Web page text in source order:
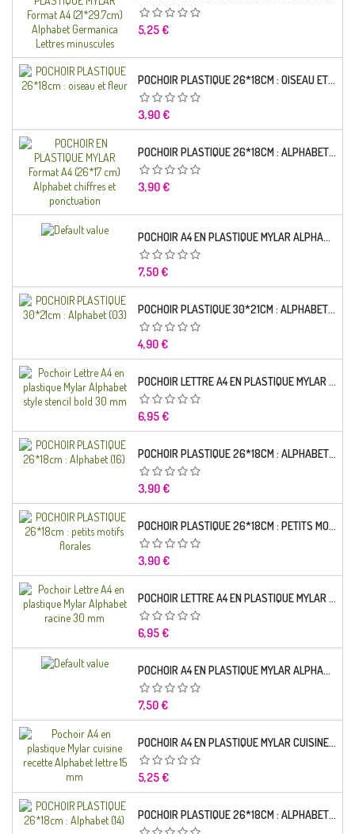
Prix
5,25 €
POCHOIR PLASTIQUE 26*18CM : OISEAU ET FLEUR
Prix
3,90 €
POCHOIR PLASTIQUE 26*18CM : ALPHABET (03)
Prix
3,90 €
POCHOIR A4 EN PLASTIQUE MYLAR ALPHABET LETTRE TYPO CHARLEMAGNE 28 MM
Prix
7,50 €
POCHOIR PLASTIQUE 30*21CM : ALPHABET (03)
Prix
4,90 €
POCHOIR LETTRE A4 EN PLASTIQUE MYLAR ALPHABET STYLE STENCIL BOLD 30 MM
Prix
6,95 €
POCHOIR PLASTIQUE 26*18CM : ALPHABET (16)
Prix
3,90 €
POCHOIR PLASTIQUE 26*18CM : PETITS MOTIFS FLORALES
Prix
3,90 €
POCHOIR LETTRE A4 EN PLASTIQUE MYLAR ALPHABET RACINE 30 MM
Prix
6,95 €
POCHOIR A4 EN PLASTIQUE MYLAR ALPHABET LETTRE TYPO SEGOE 25 MM
Prix
7,50 €
POCHOIR A4 EN PLASTIQUE MYLAR CUISINE RECETTE ALPHABET LETTRE 15 MM
Prix
5,25 €
POCHOIR PLASTIQUE 26*18CM : ALPHABET (14)